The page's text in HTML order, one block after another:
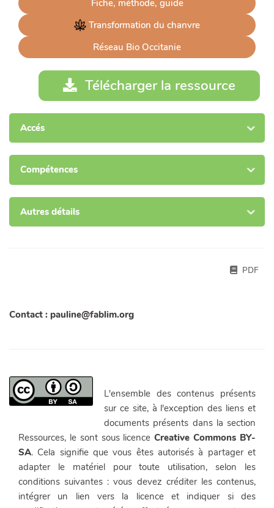
Fiche, méthode, guide
Transformation du chanvre
Réseau Bio Occitanie
Télécharger la ressource
Accés
Compétences
Autres détails
PDF
Contact : pauline@fablim.org
L'ensemble des contenus présents
sur ce site, à l'exception des liens et
documents présents dans la section
Ressources, le sont sous licenceCreative Commons BY-
SA. Cela signifie que vous êtes autorisés à partager et
adapter le matériel pour toute utilisation, selon les
conditions suivantes : vous devez créditer les contenus,
intégrer un lien vers la licence et indiquer si des